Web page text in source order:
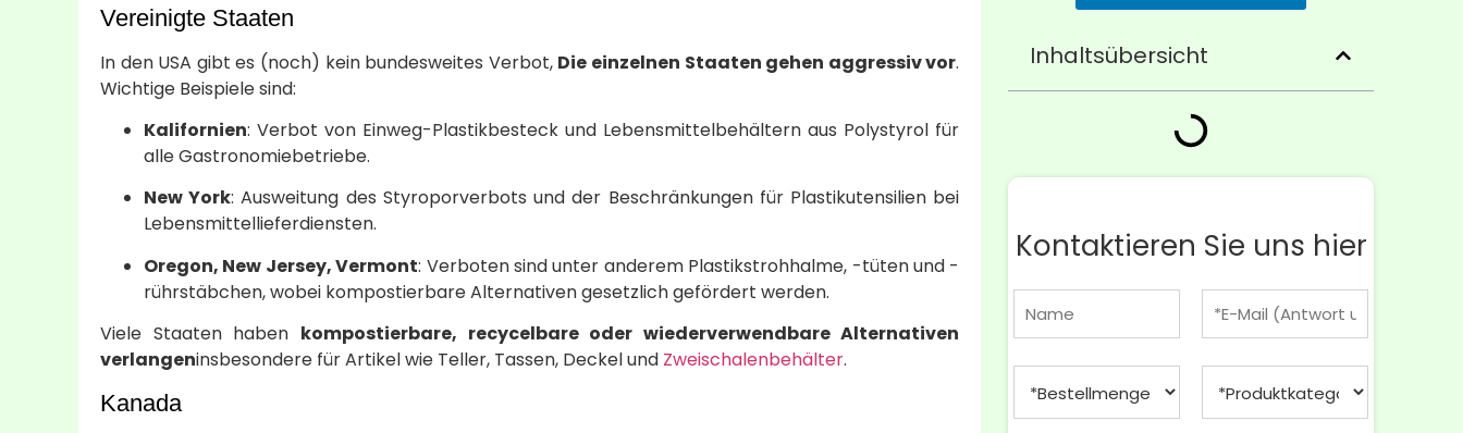
Vereinigte Staaten
In den USA gibt es (noch) kein bundesweites Verbot, Die einzelnen Staaten gehen aggressiv vor.
Wichtige Beispiele sind:
Kalifornien: Verbot von Einweg-Plastikbesteck und Lebensmittelbehältern aus Polystyrol für
alle Gastronomiebetriebe.
New York: Ausweitung des Styroporverbots und der Beschränkungen für Plastikutensilien bei
Lebensmittellieferdiensten.
Oregon, New Jersey, Vermont: Verboten sind unter anderem Plastikstrohhalme, -tüten und -
rührstäbchen, wobei kompostierbare Alternativen gesetzlich gefördert werden.
Viele Staaten haben kompostierbare, recycelbare oder wiederverwendbare Alternativen
verlangeninsbesondere für Artikel wie Teller, Tassen, Deckel und Zweischalenbehälter.
Kanada
Inhaltsübersicht
Kontaktieren Sie uns hier
N
a
m
e
E
M
a
M
n
P
o